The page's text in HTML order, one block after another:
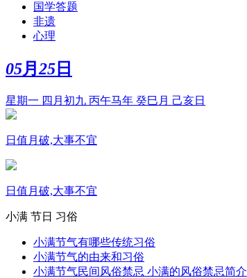
国学答题
非遗
心理
05月 25 日
星期一 四月初九 丙午马年 癸巳月 己亥日
日值月破,大事不宜
日值月破,大事不宜
小满 节日 习俗
小满节气有哪些传统习俗
小满节气的由来和习俗
小满节气民间风俗禁忌 小满的风俗禁忌简介